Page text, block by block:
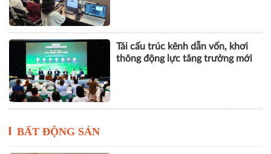
Tái cấu trúc kênh dẫn vốn, khơi
thông động lực tăng trưởng mới
BẤT ĐỘNG SẢN